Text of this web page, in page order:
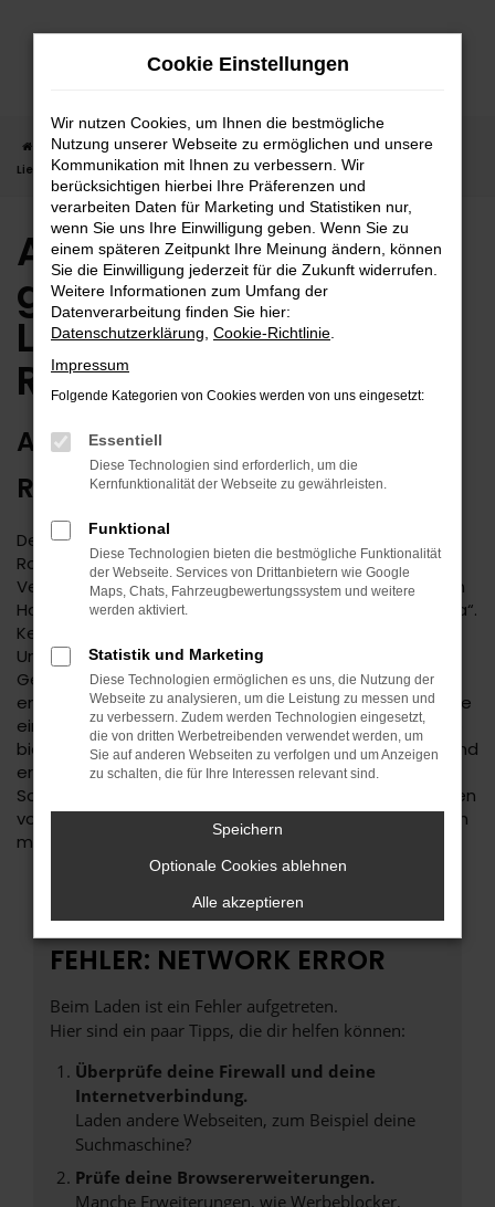
Zum
Startseite Rottweil Audi
Audi A3 in Rottweil günstig kaufen |
Lieferservice nach Rottweil
Audi A3 in Rottweil
günstig kaufen |
Lieferservice nach
Rottweil
AUDI A3 – ERSTKLASSIG FÜR
ROTTWEIL GEEIGNET
Der Audi A3 ist eine kluge Wahl für Ihre Mobilität in
Rottweil. Bei diesem Fahrzeug gehen
Vernunftsargumente und emotionale Aspekte Hand in
Hand und geben beide den Ausschlag für ein klares „Ja“.
Kennzeichnend für den Audi A3 ist die Ausstattung.
Unabhängig davon, ob Sie sich für einen
Gebrauchtwagen und damit für ein älteres Baujahr
entscheiden oder einen Neuwagen wählen erhalten Sie
ein rundum tadelloses Modell. Wir vom Autohaus Daub
bieten Ihnen den Audi A3 zu einem exzellenten Preis und
ermöglichen zudem immer wieder das Einsteigen in
Sondermodelle. Wenn Sie Ihre Mobilität auf den Straßen
von Rottweil und Umgebung auf ein neues Level heben
möchten, ist der Audi A3 bestens geeignet.
FEHLER: NETWORK ERROR
Beim Laden ist ein Fehler aufgetreten.
Hier sind ein paar Tipps, die dir helfen können:
Überprüfe deine Firewall und deine
Internetverbindung.
Laden andere Webseiten, zum Beispiel deine
Suchmaschine?
Prüfe deine Browsererweiterungen.
Manche Erweiterungen, wie Werbeblocker,
Cookie Einstellungen
Wir nutzen Cookies, um Ihnen die bestmögliche
Nutzung unserer Webseite zu ermöglichen und unsere
Kommunikation mit Ihnen zu verbessern. Wir
berücksichtigen hierbei Ihre Präferenzen und
verarbeiten Daten für Marketing und Statistiken nur,
wenn Sie uns Ihre Einwilligung geben. Wenn Sie zu
einem späteren Zeitpunkt Ihre Meinung ändern, können
Sie die Einwilligung jederzeit für die Zukunft widerrufen.
Weitere Informationen zum Umfang der
Datenverarbeitung finden Sie hier:
Datenschutzerklärung Cookie-Richtlinie
Impressum
Folgende Kategorien von Cookies werden von uns eingesetzt:
Essentiell
Diese Technologien sind erforderlich, um die
Kernfunktionalität der Webseite zu gewährleisten.
Funktional
Diese Technologien bieten die bestmögliche Funktionalität
der Webseite. Services von Drittanbietern wie Google
Maps, Chats, Fahrzeugbewertungssystem und weitere
werden aktiviert.
Statistik und Marketing
Diese Technologien ermöglichen es uns, die Nutzung der
Webseite zu analysieren, um die Leistung zu messen und
zu verbessern. Zudem werden Technologien eingesetzt,
die von dritten Werbetreibenden verwendet werden, um
Sie auf anderen Webseiten zu verfolgen und um Anzeigen
zu schalten, die für Ihre Interessen relevant sind.
Speichern
Optionale Cookies ablehnen
Alle akzeptieren